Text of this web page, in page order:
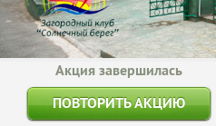
Акция завершилась
ПОВТОРИТЬ АКЦИЮ